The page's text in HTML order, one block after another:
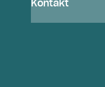
Kontakt